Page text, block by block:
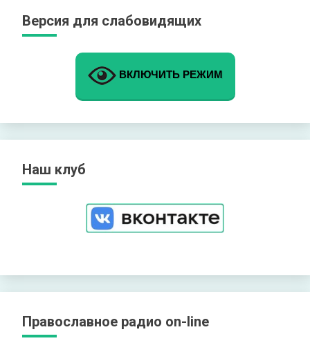
Версия для слабовидящих
ВКЛЮЧИТЬ РЕЖИМ
Наш клуб
Православное радио on-line